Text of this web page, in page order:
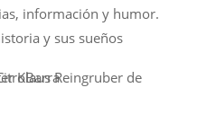
información y humor.
y sus sueños